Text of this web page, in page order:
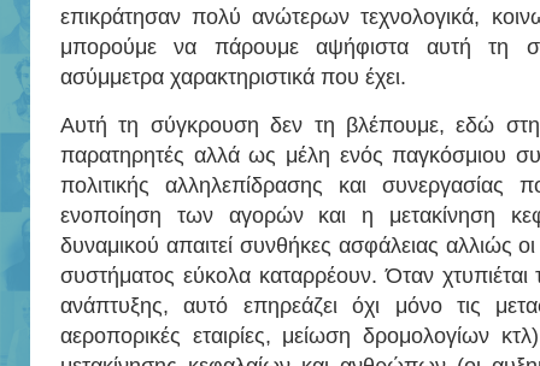
επικράτησαν πολύ ανώτερων τεχνολογικά,
μπορούμε να πάρουμε αψήφιστα αυτή τη
ασύμμετρα χαρακτηριστικά που έχει.
Αυτή τη σύγκρουση δεν τη βλέπουμε, εδώ
παρατηρητές αλλά ως μέλη ενός παγκόσμιου
πολιτικής αλληλεπίδρασης και συνεργασίας
ενοποίηση των αγορών και η μετακίνηση
δυναμικού απαιτεί συνθήκες ασφάλειας αλλιώς
συστήματος εύκολα καταρρέουν. Όταν χτυπιέται
ανάπτυξης, αυτό επηρεάζει όχι μόνο τις
αεροπορικές εταιρίες, μείωση δρομολογίων